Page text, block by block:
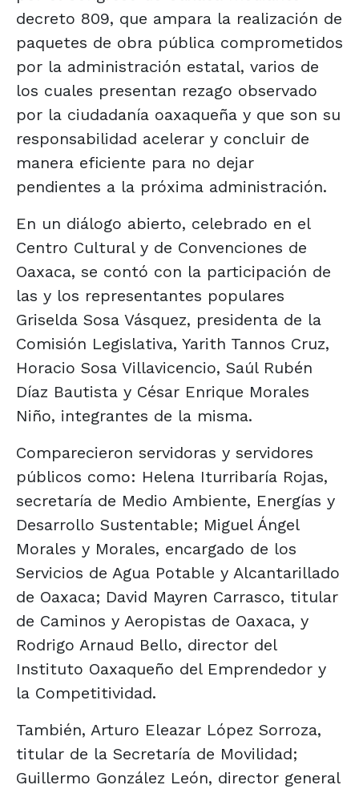
decreto 809, que ampara la realización de
paquetes de obra pública comprometidos
por la administración estatal, varios de
los cuales presentan rezago observado
por la ciudadanía oaxaqueña y que son su
responsabilidad acelerar y concluir de
manera eficiente para no dejar
pendientes a la próxima administración.
En un diálogo abierto, celebrado en el
Centro Cultural y de Convenciones de
Oaxaca, se contó con la participación de
las y los representantes populares
Griselda Sosa Vásquez, presidenta de la
Comisión Legislativa, Yarith Tannos Cruz,
Horacio Sosa Villavicencio, Saúl Rubén
Díaz Bautista y César Enrique Morales
Niño, integrantes de la misma.
Comparecieron servidoras y servidores
públicos como: Helena Iturribaría Rojas,
secretaría de Medio Ambiente, Energías y
Desarrollo Sustentable; Miguel Ángel
Morales y Morales, encargado de los
Servicios de Agua Potable y Alcantarillado
de Oaxaca; David Mayren Carrasco, titular
de Caminos y Aeropistas de Oaxaca, y
Rodrigo Arnaud Bello, director del
Instituto Oaxaqueño del Emprendedor y
la Competitividad.
También, Arturo Eleazar López Sorroza,
titular de la Secretaría de Movilidad;
Guillermo González León, director general